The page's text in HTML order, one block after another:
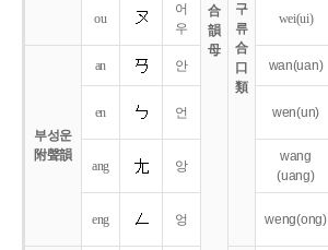
合
韻
母
구
류
合
口
類
ou
어
우
wei(ui)
부성운
附聲韻
an 안 wan(uan)
en 언 wen(un)
ang 앙
wang
(uang)
eng 엉 weng(ong)